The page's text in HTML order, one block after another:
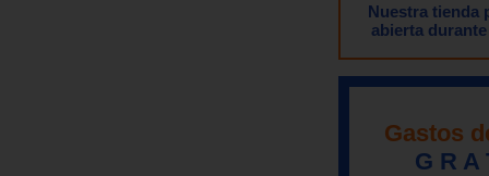
Nuestra tienda
abierta
Gastos
G R A